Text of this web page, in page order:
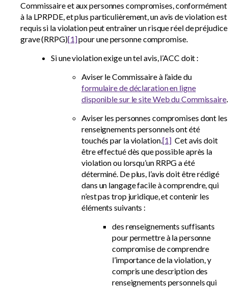
Commissaire et aux personnes compromises, conformément
à la LPRPDE, et plus particulièrement, un avis de violation est
requis si la violation peut entraîner un risque réel de préjudice
grave (RRPG)[1]pour une personne compromise.
Si une violation exige un tel avis, l’ACC doit :
Aviser le Commissaire à l’aide du
formulaire de déclaration en ligne
disponible sur le site Web du Commissaire.
Aviser les personnes compromises dont les
renseignements personnels ont été
touchés par la violation.[1] Cet avis doit
être effectué dès que possible après la
violation ou lorsqu’un RRPG a été
déterminé. De plus, l’avis doit être rédigé
dans un langage facile à comprendre, qui
n’est pas trop juridique, et contenir les
éléments suivants :
des renseignements suffisants
pour permettre à la personne
compromise de comprendre
l’importance de la violation, y
compris une description des
renseignements personnels qui